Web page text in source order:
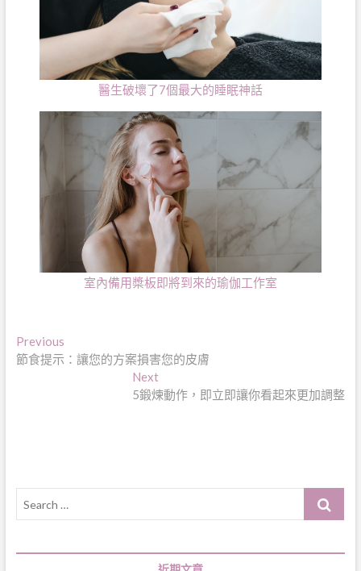
醫生破壞了7個最大的睡眠神話
室內備用槳板即將到來的瑜伽工作室
文
章
PreviousPrevious
post:
節食提示：讓您的方案損害您的皮膚
NextNext
post:
5鍛煉動作，即立即讓你看起來更加調整
Search